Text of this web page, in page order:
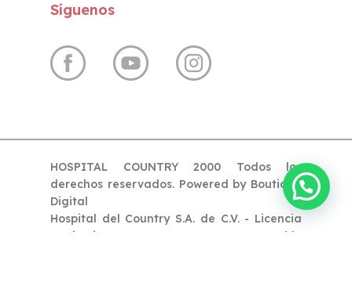
Síguenos
HOSPITAL COUNTRY 2000 Todos los
derechos reservados. Powered by Boutique
Digital
Hospital del Country S.A. de C.V. - Licencia
Sanitaria 14-039-AM-0663 - Responsable